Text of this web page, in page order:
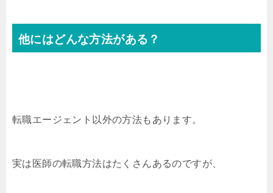
他にはどんな方法がある？
転職エージェント以外の方法もあります。
実は医師の転職方法はたくさんあるのですが、